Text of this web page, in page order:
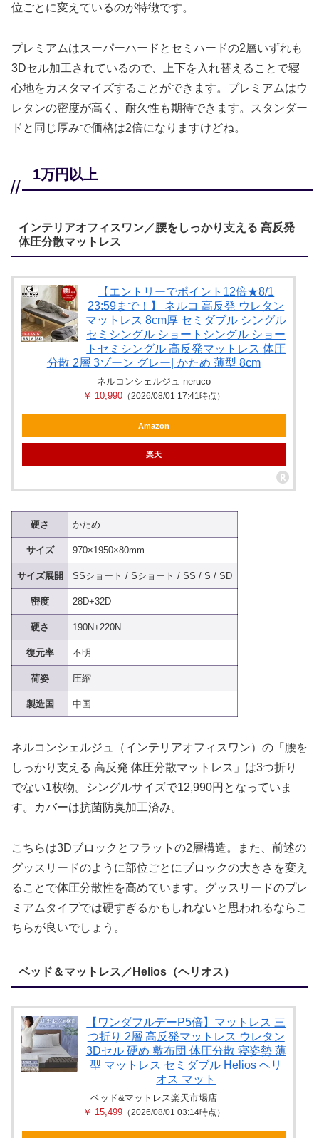
位ごとに変えているのが特徴です。
プレミアムはスーパーハードとセミハードの2層いずれも
3Dセル加工されているので、上下を入れ替えることで寝
心地をカスタマイズすることができます。プレミアムはウ
レタンの密度が高く、耐久性も期待できます。スタンダー
ドと同じ厚みで価格は2倍になりますけどね。
1万円以上
インテリアオフィスワン／腰をしっかり支える 高反発
体圧分散マットレス
【エントリーでポイント12倍★8/1
23:59まで！】 ネルコ 高反発 ウレタン
マットレス 8cm厚 セミダブル シングル
セミシングル ショートシングル ショー
トセミシングル 高反発マットレス 体圧
分散 2層 3ゾーン グレー| かため 薄型 8cm
ネルコンシェルジュ neruco
￥ 10,990（2026/08/01 17:41時点）
Amazon
楽天
硬さ かため
サイズ 970×1950×80mm
サイズ展開 SSショート / Sショート / SS / S / SD
密度 28D+32D
硬さ 190N+220N
復元率 不明
荷姿 圧縮
製造国 中国
ネルコンシェルジュ（インテリアオフィスワン）の「腰を
しっかり支える 高反発 体圧分散マットレス」は3つ折り
でない1枚物。シングルサイズで12,990円となっていま
す。カバーは抗菌防臭加工済み。
こちらは3Dブロックとフラットの2層構造。また、前述の
グッスリードのように部位ごとにブロックの大きさを変え
ることで体圧分散性を高めています。グッスリードのプレ
ミアムタイプでは硬すぎるかもしれないと思われるならこ
ちらが良いでしょう。
ベッド＆マットレス／Helios（ヘリオス）
【ワンダフルデーP5倍】マットレス 三
つ折り 2層 高反発マットレス ウレタン
3Dセル 硬め 敷布団 体圧分散 寝姿勢 薄
型 マットレス セミダブル Helios ヘリ
オス マット
ベッド&マットレス楽天市場店
￥ 15,499（2026/08/01 03:14時点）